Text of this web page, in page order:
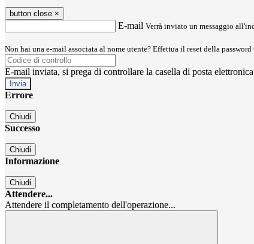
button close ×
E-mail Verrà inviato un messaggio
Non hai una e-mail associata al nome utente? Effettua il reset della
E-mail inviata, si prega di controllare la casella di posta
Errore
Chiudi
Successo
Chiudi
Informazione
Chiudi
Attendere...
Attendere il completamento dell'operazione...